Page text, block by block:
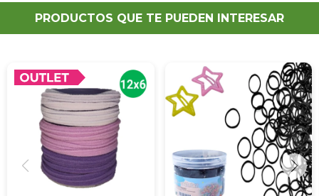
PRODUCTOS QUE TE PUEDEN INTERESAR